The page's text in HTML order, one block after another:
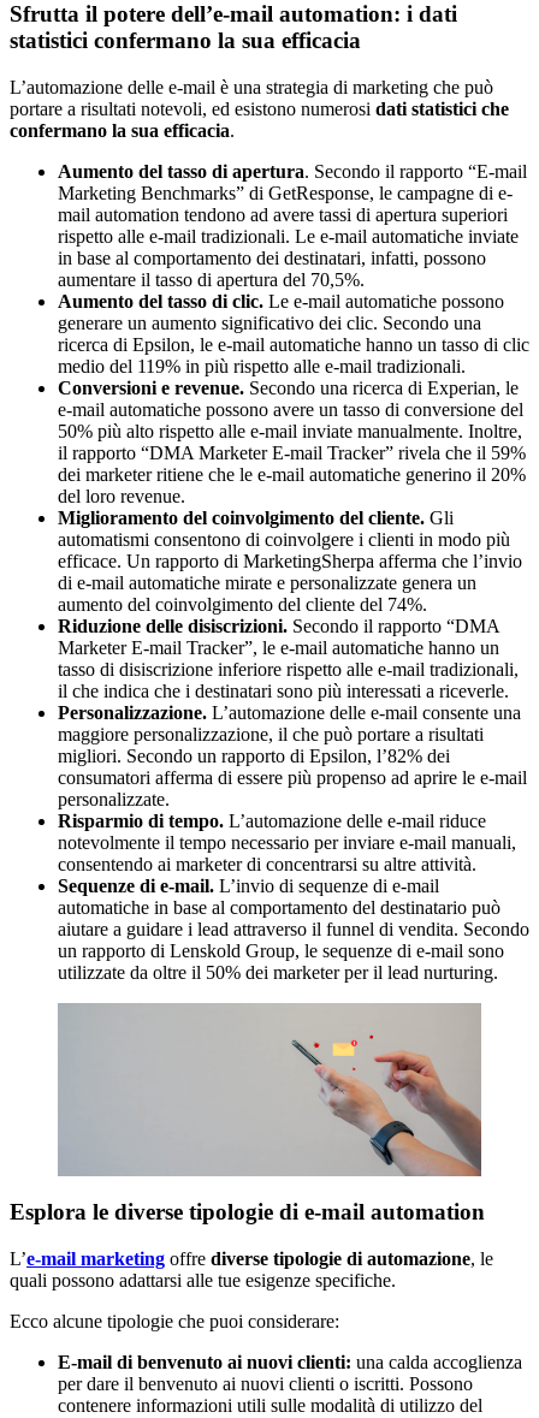
Sfrutta il potere dell’e-mail automation: i dati
statistici confermano la sua efficacia
L’automazione delle e-mail è una strategia di marketing che può
portare a risultati notevoli, ed esistono numerosi dati statistici che
confermano la sua efficacia.
Aumento del tasso di apertura. Secondo il rapporto “E-mail
Marketing Benchmarks” di GetResponse, le campagne di e-
mail automation tendono ad avere tassi di apertura superiori
rispetto alle e-mail tradizionali. Le e-mail automatiche inviate
in base al comportamento dei destinatari, infatti, possono
aumentare il tasso di apertura del 70,5%.
Aumento del tasso di clic. Le e-mail automatiche possono
generare un aumento significativo dei clic. Secondo una
ricerca di Epsilon, le e-mail automatiche hanno un tasso di clic
medio del 119% in più rispetto alle e-mail tradizionali.
Conversioni e revenue. Secondo una ricerca di Experian, le
e-mail automatiche possono avere un tasso di conversione del
50% più alto rispetto alle e-mail inviate manualmente. Inoltre,
il rapporto “DMA Marketer E-mail Tracker” rivela che il 59%
dei marketer ritiene che le e-mail automatiche generino il 20%
del loro revenue.
Miglioramento del coinvolgimento del cliente. Gli
automatismi consentono di coinvolgere i clienti in modo più
efficace. Un rapporto di MarketingSherpa afferma che l’invio
di e-mail automatiche mirate e personalizzate genera un
aumento del coinvolgimento del cliente del 74%.
Riduzione delle disiscrizioni. Secondo il rapporto “DMA
Marketer E-mail Tracker”, le e-mail automatiche hanno un
tasso di disiscrizione inferiore rispetto alle e-mail tradizionali,
il che indica che i destinatari sono più interessati a riceverle.
Personalizzazione. L’automazione delle e-mail consente una
maggiore personalizzazione, il che può portare a risultati
migliori. Secondo un rapporto di Epsilon, l’82% dei
consumatori afferma di essere più propenso ad aprire le e-mail
personalizzate.
Risparmio di tempo. L’automazione delle e-mail riduce
notevolmente il tempo necessario per inviare e-mail manuali,
consentendo ai marketer di concentrarsi su altre attività.
Sequenze di e-mail. L’invio di sequenze di e-mail
automatiche in base al comportamento del destinatario può
aiutare a guidare i lead attraverso il funnel di vendita. Secondo
un rapporto di Lenskold Group, le sequenze di e-mail sono
utilizzate da oltre il 50% dei marketer per il lead nurturing.
Esplora le diverse tipologie di e-mail automation
L’e-mail marketing offre diverse tipologie di automazione, le
quali possono adattarsi alle tue esigenze specifiche.
Ecco alcune tipologie che puoi considerare:
E-mail di benvenuto ai nuovi clienti: una calda accoglienza
per dare il benvenuto ai nuovi clienti o iscritti. Possono
contenere informazioni utili sulle modalità di utilizzo del